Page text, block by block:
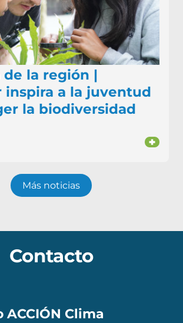
de la región |
inspira a la juventud
la biodiversidad
+
Más noticias
Contacto
ACCIÓN Clima